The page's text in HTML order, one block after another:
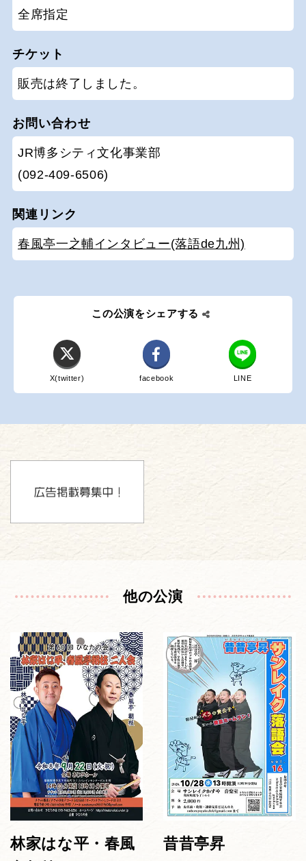
全席指定
チケット
販売は終了しました。
お問い合わせ
JR博多シティ文化事業部
(092-409-6506)
関連リンク
春風亭一之輔インタビュー(落語de九州)
この公演をシェアする
X(twitter) facebook LINE
他の公演
林家はな平・春風
昔昔亭昇